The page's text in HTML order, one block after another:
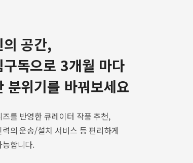
의 공간,
구독으로 3개월 마다
분위기를 바꿔보세요
즈를 반영한 큐레이터 작품 추천,
력의 운송/설치 서비스 등 편리하게
능합니다.